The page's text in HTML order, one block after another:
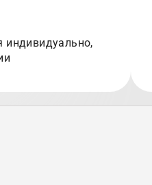
индивидуально,